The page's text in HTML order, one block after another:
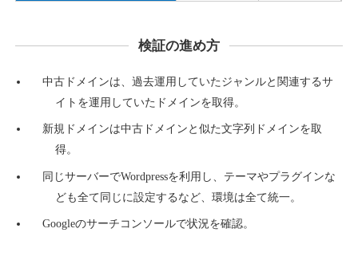
詳細を見る
countdown-x.com
ジャンル その他
39 外部リンク数479 ドメイン年齢
10,800円
campus-web.jp
検証の進め方
中古ドメインは、過去運用していたジャンルと関連するサ
イトを運用していたドメインを取得。
新規ドメインは中古ドメインと似た文字列ドメインを取
得。
同じサーバーでWordpressを利用し、テーマやプラグインな
ども全て同じに設定するなど、環境は全て統一。
Googleのサーチコンソールで状況を確認。